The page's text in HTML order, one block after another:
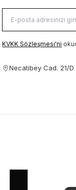
KVKK Sözleşmesi'ni
Necatibey Cad. 21/D